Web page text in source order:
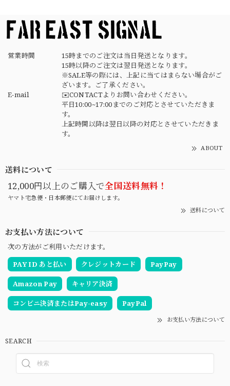
営業時間
15時までのご注文は当日発送となります。
15時以降のご注文は翌日発送となります。
※SALE等の際には、上記に当てはまらない場合がご
ざいます。ご了承ください。
E-mail
✉️CONTACTよりお問い合わせください。
平日10:00~17:00までのご対応とさせていただきま
す。
上記時間以降は翌日以降の対応とさせていただきま
す。
ABOUT
送料について
12,000円以上のご購入で全国送料無料！
ヤマト宅急便・日本郵便にてお届けします。
送料について
お支払い方法について
次の方法がご利用いただけます。
PAY ID あと払い
クレジットカード PayPay
Amazon Pay キャリア決済
コンビニ決済またはPay-easy PayPal
お支払い方法について
SEARCH